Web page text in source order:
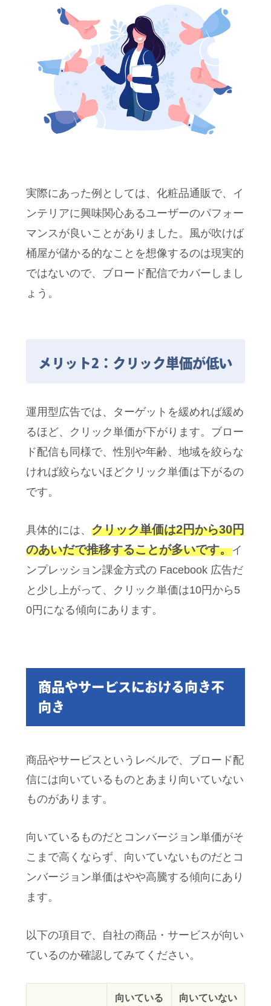
実際にあった例としては、化粧品通販で、イ
ンテリアに興味関心あるユーザーのパフォー
マンスが良いことがありました。風が吹けば
桶屋が儲かる的なことを想像するのは現実的
ではないので、ブロード配信でカバーしまし
ょう。
メリット2：クリック単価が低い
運用型広告では、ターゲットを緩めれば緩め
るほど、クリック単価が下がります。ブロー
ド配信も同様で、性別や年齢、地域を絞らな
ければ絞らないほどクリック単価は下がるの
です。
具体的には、 クリック単価は2円から30円
のあいだで推移することが多いです。イ
ンプレッション課金方式の Facebook 広告だ
と少し上がって、クリック単価は10円から5
0円になる傾向にあります。
商品やサービスにおける向き不
向き
商品やサービスというレベルで、ブロード配
信には向いているものとあまり向いていない
ものがあります。
向いているものだとコンバージョン単価がそ
こまで高くならず、向いていないものだとコ
ンバージョン単価はやや高騰する傾向にあり
ます。
以下の項目で、自社の商品・サービスが向い
ているのか確認してみてください。
向いている 向いていない